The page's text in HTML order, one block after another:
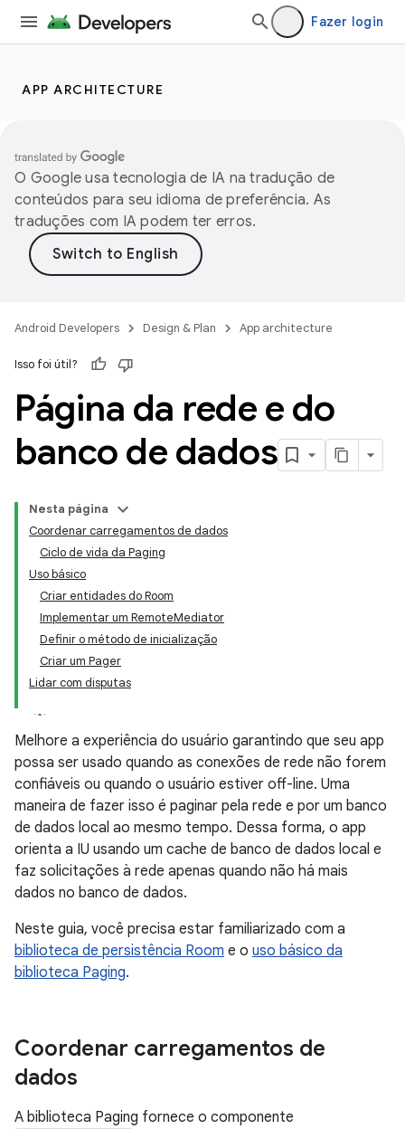
Fazer login
APP ARCHITECTURE
O Google usa tecnologia de IA na tradução de
conteúdos para seu idioma de preferência. As
traduções com IA podem ter erros.
Android Developers Design & Plan App architecture
Isso foi útil?
Página da rede e do
banco de dados
Nesta página
Coordenar carregamentos de dados
Ciclo de vida da Paging
Uso básico
Criar entidades do Room
Implementar um RemoteMediator
Definir o método de inicialização
Criar um Pager
Lidar com disputas
Melhore a experiência do usuário garantindo que seu app
possa ser usado quando as conexões de rede não forem
confiáveis ou quando o usuário estiver off-line. Uma
maneira de fazer isso é paginar pela rede e por um banco
de dados local ao mesmo tempo. Dessa forma, o app
orienta a IU usando um cache de banco de dados local e
faz solicitações à rede apenas quando não há mais
dados no banco de dados.
Neste guia, você precisa estar familiarizado com a
biblioteca de persistência Room e o uso básico da
biblioteca Paging.
Coordenar carregamentos de
dados
A biblioteca Paging fornece o componente